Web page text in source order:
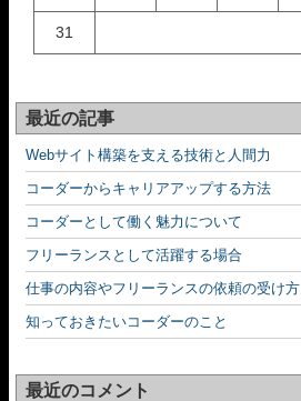
31
最近の記事
Webサイト構築を支える技術と人間力
コーダーからキャリアアップする方法
コーダーとして働く魅力について
フリーランスとして活躍する場合
仕事の内容やフリーランスの依頼の受け方
知っておきたいコーダーのこと
最近のコメント